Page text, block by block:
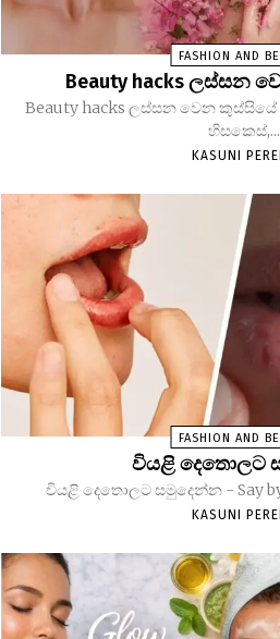
FASHION AND
Beauty hacks ලස්සන
Beauty hacks ලස්සන වෙන
හිසකෙස්,...
KASUNI
FASHION AND
වියළි දෙතොලට
වියළි දෙතොලට සමුදෙන්න - Say
KASUNI